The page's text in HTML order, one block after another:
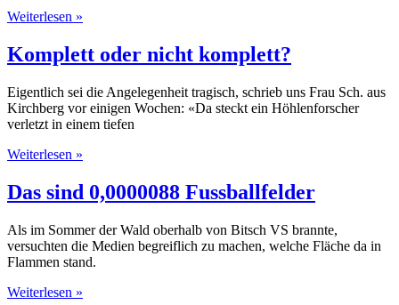
Weiterlesen »
Komplett oder nicht komplett?
Eigentlich sei die Angelegenheit tragisch, schrieb uns Frau Sch. aus
Kirchberg vor einigen Wochen: «Da steckt ein Höhlenforscher
verletzt in einem tiefen
Weiterlesen »
Das sind 0,0000088 Fussballfelder
Als im Sommer der Wald oberhalb von Bitsch VS brannte,
versuchten die Medien begreiflich zu machen, welche Fläche da in
Flammen stand.
Weiterlesen »